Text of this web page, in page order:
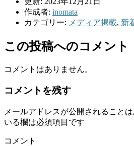
作成者: inomata
カテゴリー: メディア掲載, 新
この投稿へのコメント
コメントはありません。
コメントを残す
メールアドレスが公開されることは
いる欄は必須項目です
コメント